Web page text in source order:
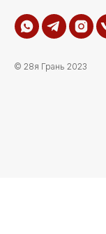
© 28я Грань 2023